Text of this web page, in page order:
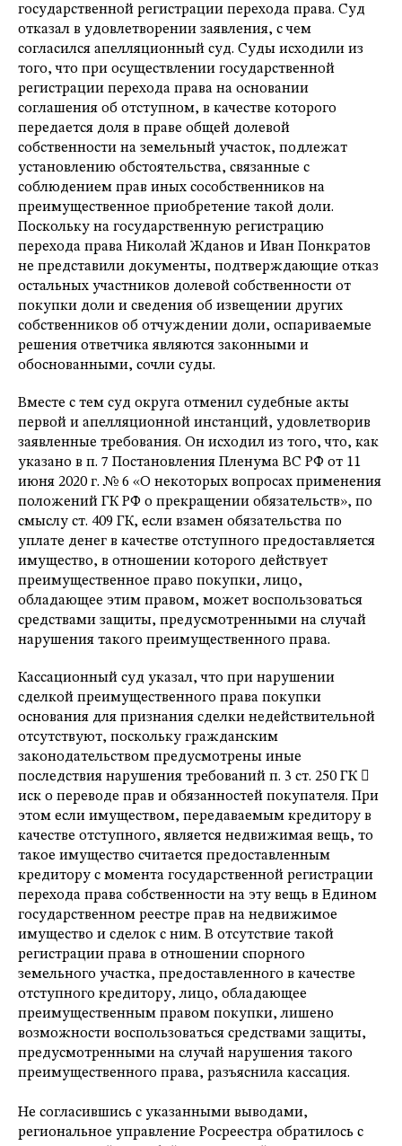
государственной регистрации перехода права. Суд
отказал в удовлетворении заявления, с чем
согласился апелляционный суд. Суды исходили из
того, что при осуществлении государственной
регистрации перехода права на основании
соглашения об отступном, в качестве которого
передается доля в праве общей долевой
собственности на земельный участок, подлежат
установлению обстоятельства, связанные с
соблюдением прав иных сособственников на
преимущественное приобретение такой доли.
Поскольку на государственную регистрацию
перехода права Николай Жданов и Иван Понкратов
не представили документы, подтверждающие отказ
остальных участников долевой собственности от
покупки доли и сведения об извещении других
собственников об отчуждении доли, оспариваемые
решения ответчика являются законными и
обоснованными, сочли суды.
Вместе с тем суд округа отменил судебные акты
первой и апелляционной инстанций, удовлетворив
заявленные требования. Он исходил из того, что, как
указано в п. 7 Постановления Пленума ВС РФ от 11
июня 2020 г. № 6 «О некоторых вопросах применения
положений ГК РФ о прекращении обязательств», по
смыслу ст. 409 ГК, если взамен обязательства по
уплате денег в качестве отступного предоставляется
имущество, в отношении которого действует
преимущественное право покупки, лицо,
обладающее этим правом, может воспользоваться
средствами защиты, предусмотренными на случай
нарушения такого преимущественного права.
Кассационный суд указал, что при нарушении
сделкой преимущественного права покупки
основания для признания сделки недействительной
отсутствуют, поскольку гражданским
законодательством предусмотрены иные
последствия нарушения требований п. 3 ст. 250 ГК 
иск о переводе прав и обязанностей покупателя. При
этом если имуществом, передаваемым кредитору в
качестве отступного, является недвижимая вещь, то
такое имущество считается предоставленным
кредитору с момента государственной регистрации
перехода права собственности на эту вещь в Едином
государственном реестре прав на недвижимое
имущество и сделок с ним. В отсутствие такой
регистрации права в отношении спорного
земельного участка, предоставленного в качестве
отступного кредитору, лицо, обладающее
преимущественным правом покупки, лишено
возможности воспользоваться средствами защиты,
предусмотренными на случай нарушения такого
преимущественного права, разъяснила кассация.
Не согласившись с указанными выводами,
региональное управление Росреестра обратилось с